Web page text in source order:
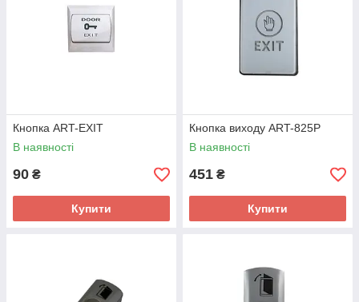
Кнопка ART-EXIT
В наявності
90 ₴
Купити
Кнопка виходу ART-825P
В наявності
451 ₴
Купити